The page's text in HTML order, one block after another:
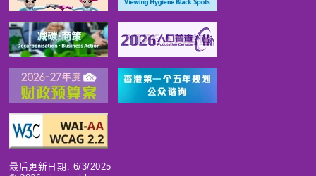
最后更新日期: 6/3/2025